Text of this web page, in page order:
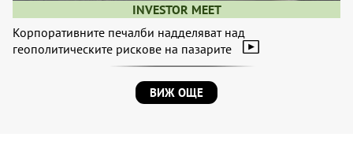
INVESTOR MEET
Корпоративните печалби надделяват над
геополитическите рискове на пазарите
ВИЖ ОЩЕ